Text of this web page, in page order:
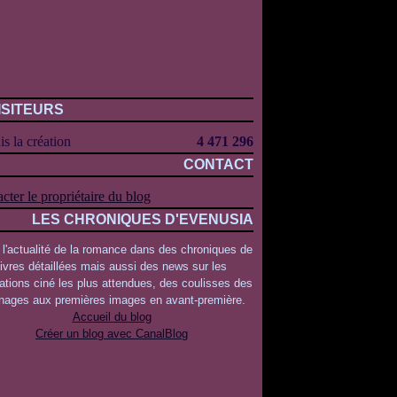
la création
4 471 296
CONTACT
le propriétaire du blog
LES CHRONIQUES D'EVENUSIA
l'actualité de la romance dans des chroniques de
livres détaillées mais aussi des news sur les
ciné les plus attendues, des coulisses des
aux premières images en avant-première.
Accueil du blog
Créer un blog avec CanalBlog